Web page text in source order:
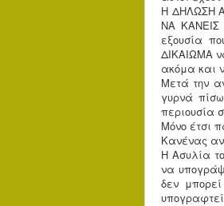
Η ΔΗΛΩΣΗ
ΝΑ
εξουσία
ΔΙΚΑΙΩΜΑ
ακόμα και
Μετά την
γυρνά
περιουσία
Μόνο έτσι
Κανένας
Η Ασυλία
να
δεν
υπογραφτεί